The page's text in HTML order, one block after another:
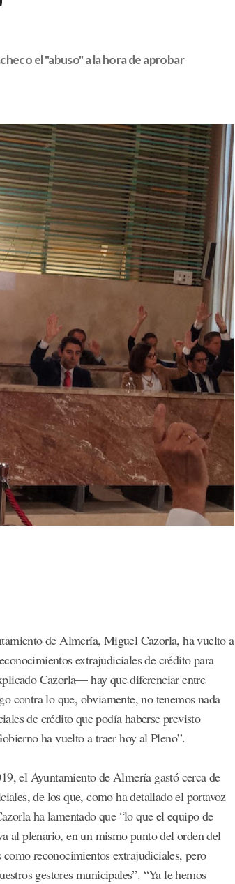
el "abuso" a la hora de aprobar
de Almería, Miguel Cazorla, ha vuelto a
extrajudiciales de crédito para
Cazorla— hay que diferenciar entre
contra lo que, obviamente, no tenemos nada
de crédito que podía haberse previsto
ha vuelto a traer hoy al Pleno”.
el Ayuntamiento de Almería gastó cerca de
de los que, como ha detallado el portavoz
ha lamentado que “lo que el equipo de
al plenario, en un mismo punto del orden del
reconocimientos extrajudiciales, pero
gestores municipales”. “Ya le hemos